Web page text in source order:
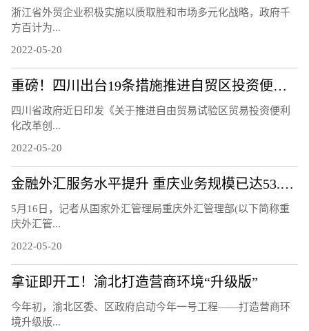
浙江省外贸企业积极实施以质取胜和市场多元化战略，政府千
方百计为...
2022-05-20
重磅！四川出台19条措施推进自贸区投资便利化改革
四川省政府近日印发《关于推进自由贸易试验区贸易投资便利
化改革创...
2022-05-20
金融外汇服务水平提升 重庆业务规模已达53.6亿美元
5月16日，记者从国家外汇管理局重庆外汇管理部(以下简称重
庆外汇管...
2022-05-20
拿证即开工！渝北打造营商环境“升级版”
今年初，渝北区委、区政府启动今年一号工程——打造营商环
境升级版...